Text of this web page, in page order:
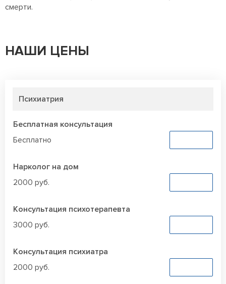
смерти.
НАШИ ЦЕНЫ
Психиатрия
Бесплатная консультация
Бесплатно
Нарколог на дом
2000 руб.
Консультация психотерапевта
3000 руб.
Консультация психиатра
2000 руб.